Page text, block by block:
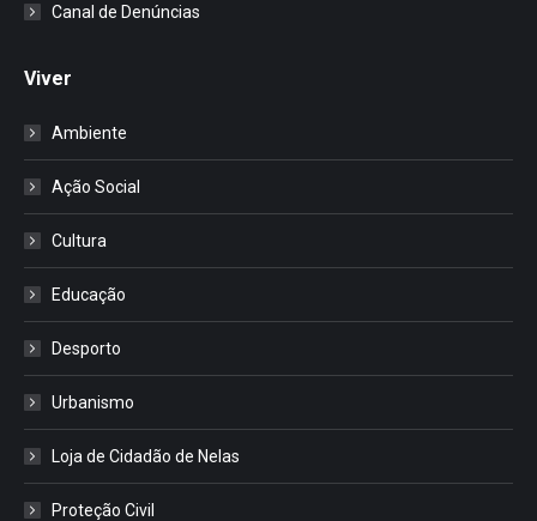
Canal de Denúncias
Viver
Ambiente
Ação Social
Cultura
Educação
Desporto
Urbanismo
Loja de Cidadão de Nelas
Proteção Civil